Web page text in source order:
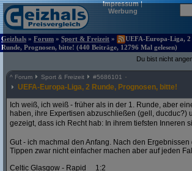
Impressum|
Werbung
Geizhals » Forum » Sport & Freizeit »
UEFA-Europa-Liga, 2
Runde, Prognosen, bitte! (440 Beiträge, 12796 Mal gelesen)
Du bist nicht
^ Forum Sport & Freizeit #5686101
UEFA-Europa-Liga, 2 Runde, Prognosen, bitte!
Ich weiß, ich weiß - früher als in der 1. Runde, aber
haben, ihre Expertisen abzuschließen (gell,
gezeigt, dass ich Recht hab: In ihrem tiefsten Inneren
Gut - ich machmal den Anfang. Nach den
Tippen zwar nicht einfacher machen aber auf jeden
Celtic Glasgow - Rapid 1:2